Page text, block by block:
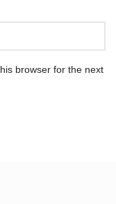
browser for the next